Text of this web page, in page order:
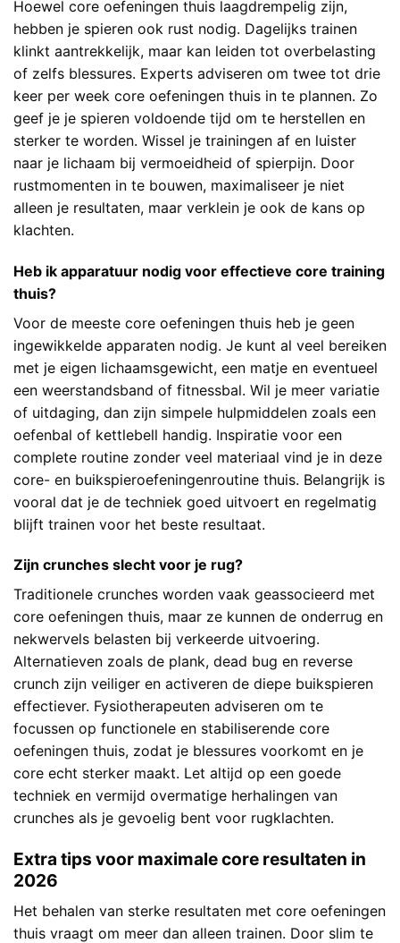
Hoewel core oefeningen thuis laagdrempelig zijn,
hebben je spieren ook rust nodig. Dagelijks trainen
klinkt aantrekkelijk, maar kan leiden tot overbelasting
of zelfs blessures. Experts adviseren om twee tot drie
keer per week core oefeningen thuis in te plannen. Zo
geef je je spieren voldoende tijd om te herstellen en
sterker te worden. Wissel je trainingen af en luister
naar je lichaam bij vermoeidheid of spierpijn. Door
rustmomenten in te bouwen, maximaliseer je niet
alleen je resultaten, maar verklein je ook de kans op
klachten.
Heb ik apparatuur nodig voor effectieve core training
thuis?
Voor de meeste core oefeningen thuis heb je geen
ingewikkelde apparaten nodig. Je kunt al veel bereiken
met je eigen lichaamsgewicht, een matje en eventueel
een weerstandsband of fitnessbal. Wil je meer variatie
of uitdaging, dan zijn simpele hulpmiddelen zoals een
oefenbal of kettlebell handig. Inspiratie voor een
complete routine zonder veel materiaal vind je in deze
core- en buikspieroefeningenroutine thuis. Belangrijk is
vooral dat je de techniek goed uitvoert en regelmatig
blijft trainen voor het beste resultaat.
Zijn crunches slecht voor je rug?
Traditionele crunches worden vaak geassocieerd met
core oefeningen thuis, maar ze kunnen de onderrug en
nekwervels belasten bij verkeerde uitvoering.
Alternatieven zoals de plank, dead bug en reverse
crunch zijn veiliger en activeren de diepe buikspieren
effectiever. Fysiotherapeuten adviseren om te
focussen op functionele en stabiliserende core
oefeningen thuis, zodat je blessures voorkomt en je
core echt sterker maakt. Let altijd op een goede
techniek en vermijd overmatige herhalingen van
crunches als je gevoelig bent voor rugklachten.
Extra tips voor maximale core resultaten in
2026
Het behalen van sterke resultaten met core oefeningen
thuis vraagt om meer dan alleen trainen. Door slim te